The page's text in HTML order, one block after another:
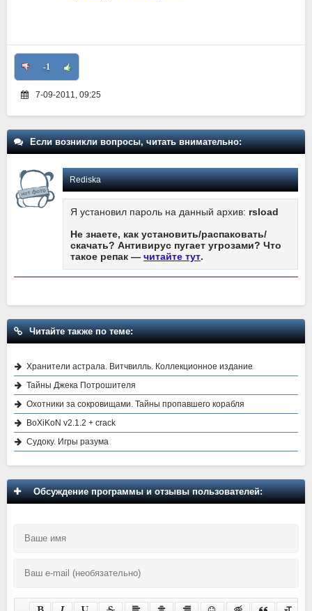
-1
7-09-2011, 09:25
Если возникли вопросы, читать внимательно:
Rediska
Я установил пароль на данный архив: rsload
Не знаете, как установить/распаковать/
скачать? Антивирус пугает угрозами? Что
такое репак — читайте тут.
Читайте также по теме:
Хранители астрала. Витчвилль. Коллекционное издание
Тайны Джека Потрошителя
Охотники за сокровищами. Тайны пропавшего корабля
BoXiKoN v2.1.2 + crack
Судоку. Игры разума
Обсуждение программы и отзывы пользователей: